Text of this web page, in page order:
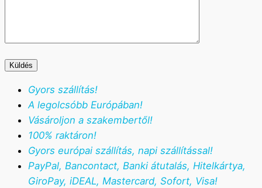
Gyors szállítás!
A legolcsóbb Európában!
Vásároljon a szakembertől!
100% raktáron!
Gyors európai szállítás, napi szállítással!
PayPal, Bancontact, Banki átutalás, Hitelkártya,
GiroPay, iDEAL, Mastercard, Sofort, Visa!